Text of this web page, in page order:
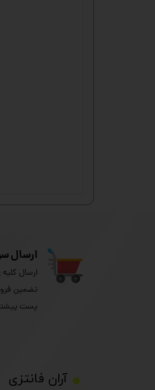
ارسال
ارسال
تضمین
پست
​آران فانتزی